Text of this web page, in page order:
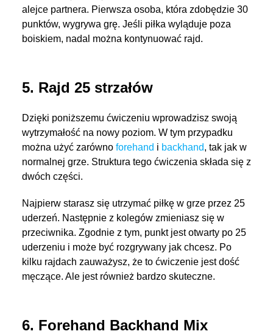
alejce partnera. Pierwsza osoba, która zdobędzie 30
punktów, wygrywa grę. Jeśli piłka wyląduje poza
boiskiem, nadal można kontynuować rajd.
5. Rajd 25 strzałów
Dzięki poniższemu ćwiczeniu wprowadzisz swoją
wytrzymałość na nowy poziom. W tym przypadku
można użyć zarówno forehand i backhand, tak jak w
normalnej grze. Struktura tego ćwiczenia składa się z
dwóch części.
Najpierw starasz się utrzymać piłkę w grze przez 25
uderzeń. Następnie z kolegów zmieniasz się w
przeciwnika. Zgodnie z tym, punkt jest otwarty po 25
uderzeniu i może być rozgrywany jak chcesz. Po
kilku rajdach zauważysz, że to ćwiczenie jest dość
męczące. Ale jest również bardzo skuteczne.
6. Forehand Backhand Mix